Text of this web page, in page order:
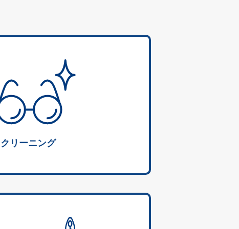
クリーニング